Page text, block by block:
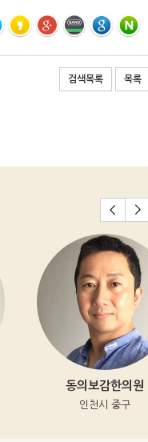
검색목록 목록
동의보감한의원